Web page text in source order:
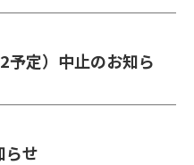
予定）中止のお知ら
らせ